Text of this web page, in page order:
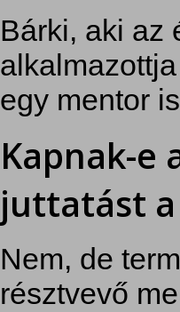
Bárki, aki az
egy mentor
Kapnak-e
juttatást
Nem, de
résztvevő